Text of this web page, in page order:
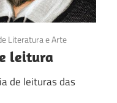
Literatura e Arte
leitura
de leituras das